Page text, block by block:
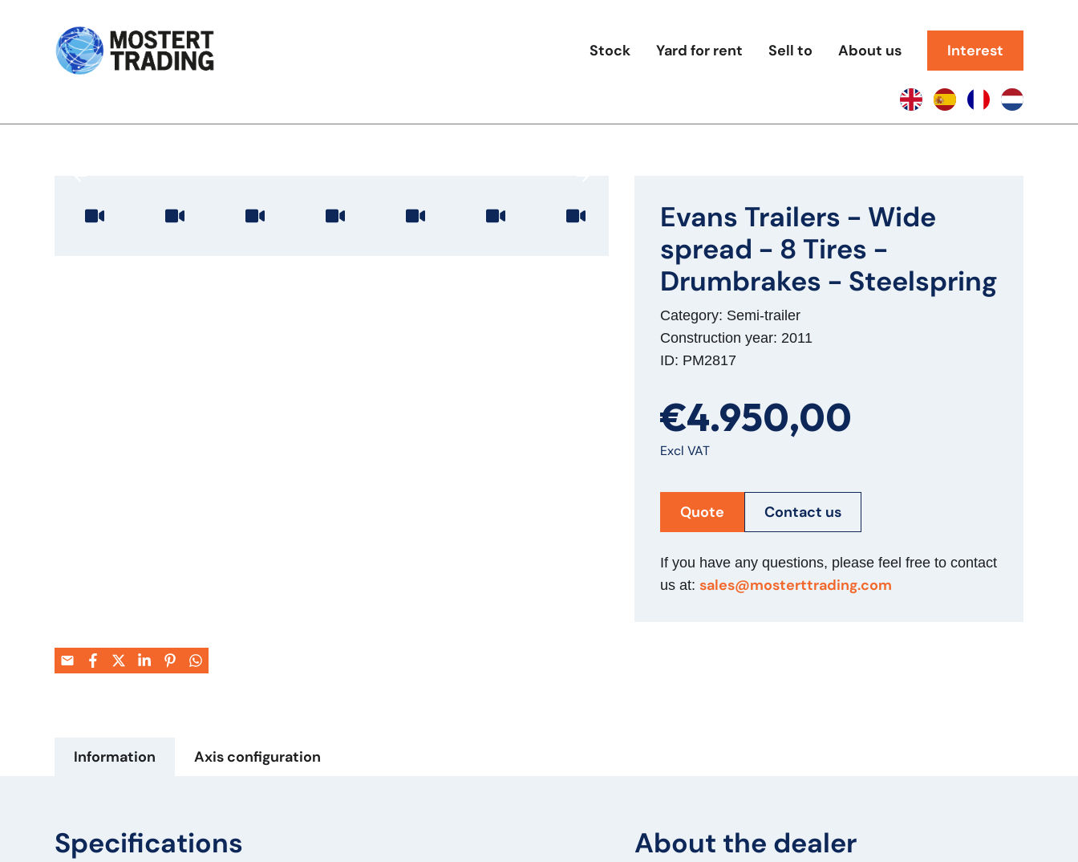
Stock Yard for rent Sell to About us Interest
Evans Trailers - Wide
spread - 8 Tires -
Drumbrakes - Steelspring
Category: Semi-trailer
Construction year: 2011
ID: PM2817
€4.950,00
Excl VAT
Quote Contact us
If you have any questions, please feel free to contact
us at:sales@mosterttrading.com
Information Axis configuration
Specifications About the dealer